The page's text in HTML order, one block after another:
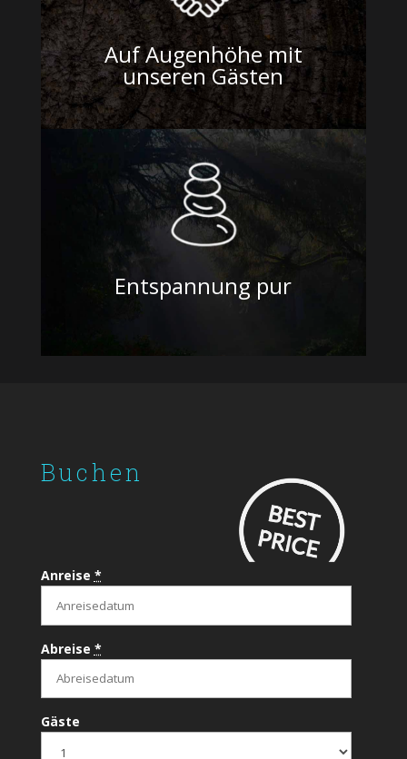
Auf Augenhöhe mit
unseren Gästen
Entspannung pur
Buchen
Anreise *
Abreise *
Gäste